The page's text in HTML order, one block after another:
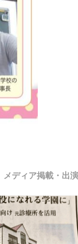
メディア掲載・出